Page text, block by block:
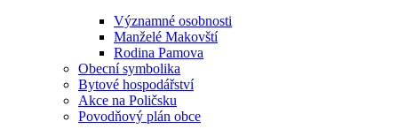
Významné osobnosti
Manželé Makovští
Rodina Pamova
Obecní symbolika
Bytové hospodářství
Akce na Poličsku
Povodňový plán obce